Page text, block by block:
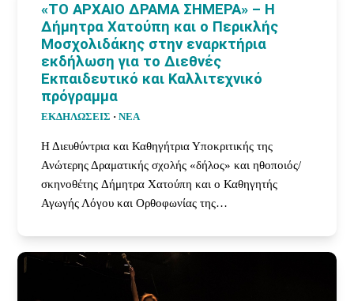
«ΤΟ ΑΡΧΑΙΟ ΔΡΑΜΑ ΣΗΜΕΡΑ» – Η
Δήμητρα Χατούπη και ο Περικλής
Μοσχολιδάκης στην εναρκτήρια
εκδήλωση για το Διεθνές
Εκπαιδευτικό και Καλλιτεχνικό
πρόγραμμα
ΕΚΔΗΛΩΣΕΙΣ ·ΝΕΑ
Η Διευθύντρια και Καθηγήτρια Υποκριτικής της
Ανώτερης Δραματικής σχολής «δήλος» και ηθοποιός/
σκηνοθέτης Δήμητρα Χατούπη και ο Καθηγητής
Αγωγής Λόγου και Ορθοφωνίας της…